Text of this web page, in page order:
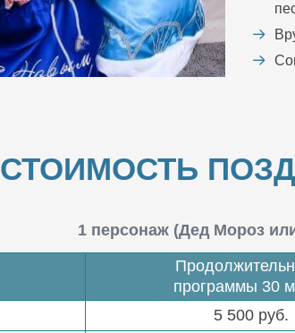
СТОИМОСТЬ
1 персонаж (Дед Мороз
программы 30
5 500 руб.